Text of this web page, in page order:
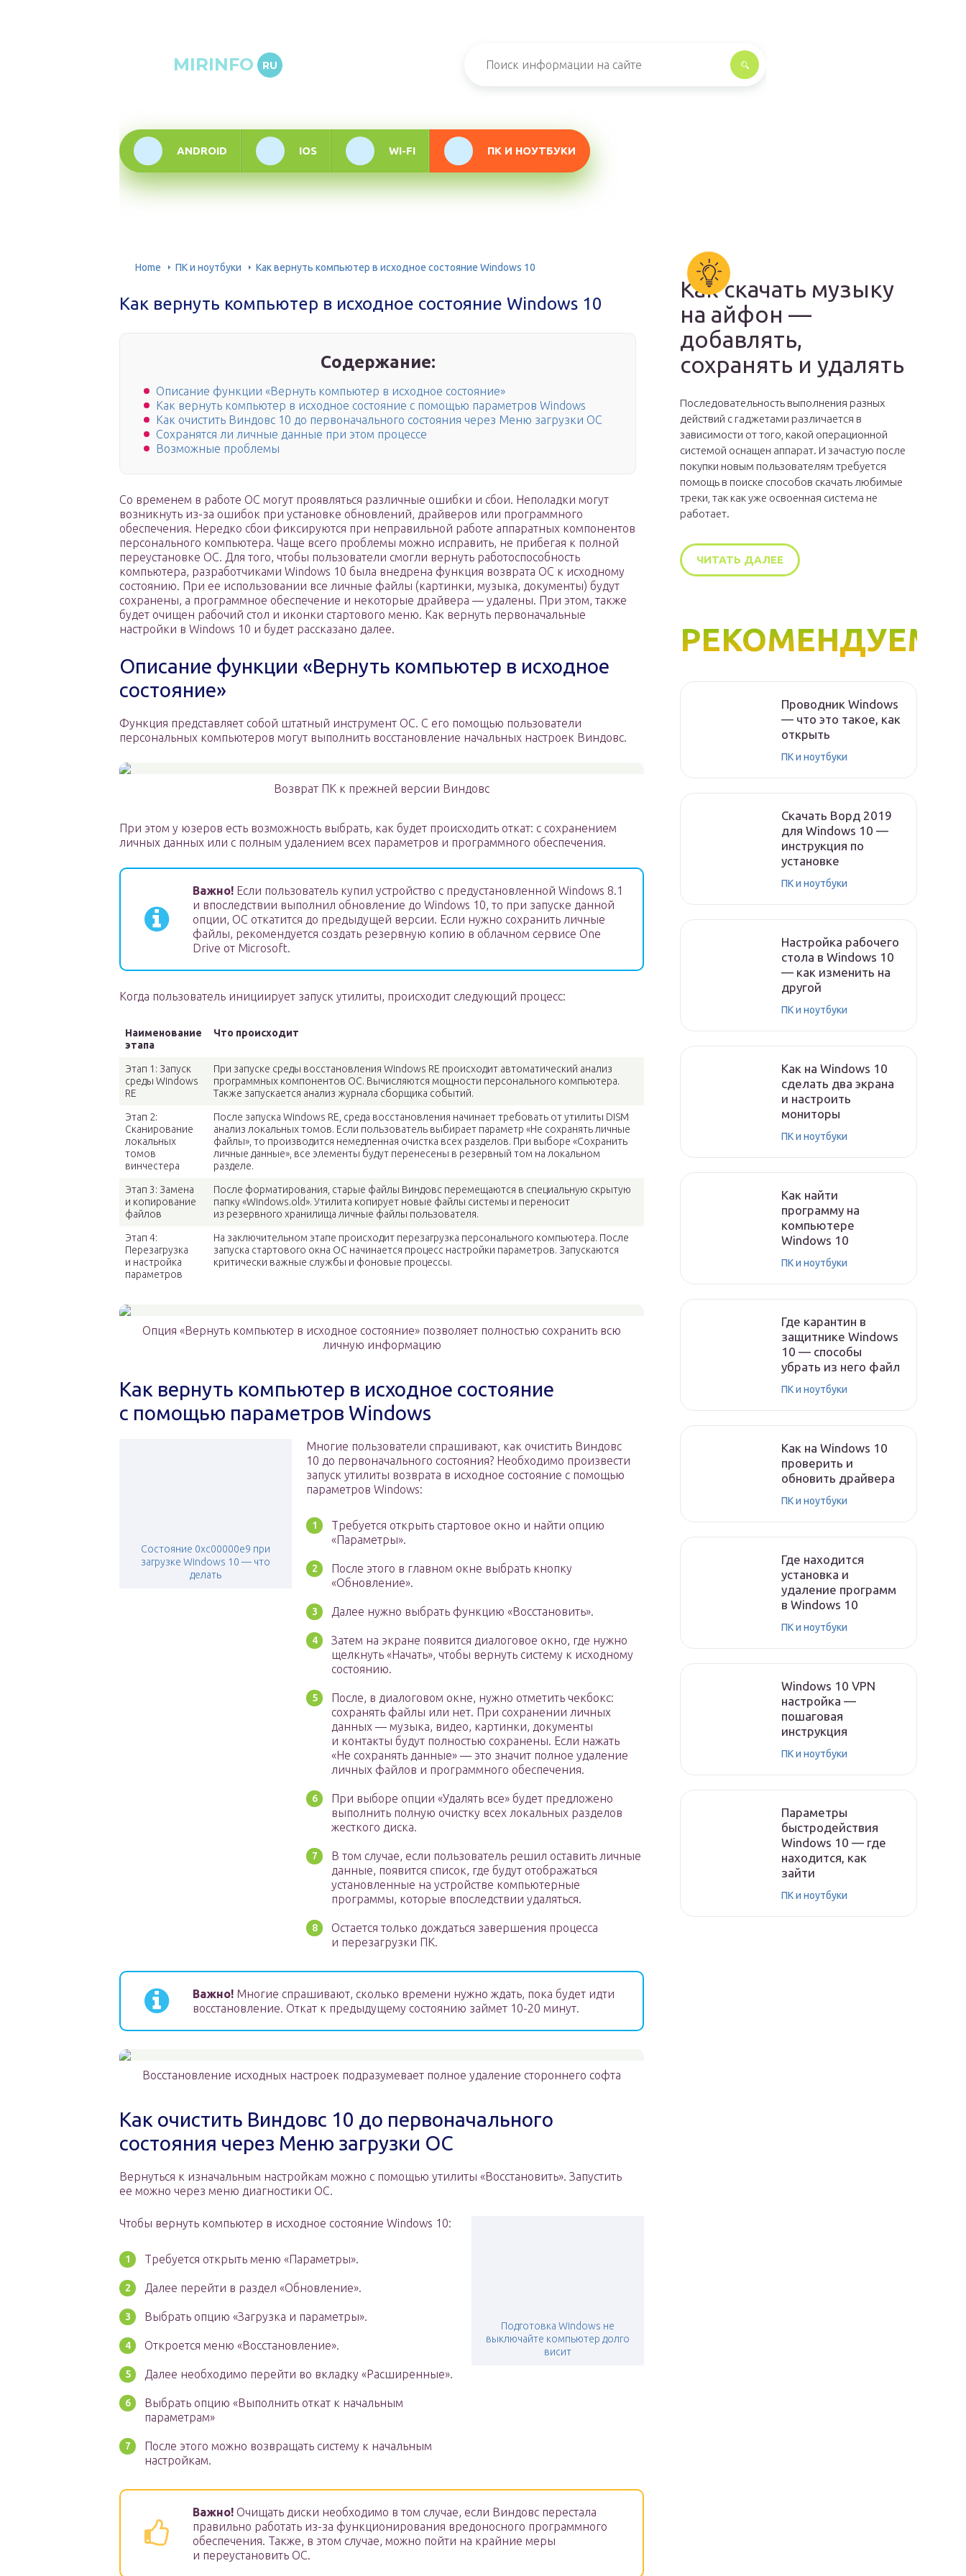
MIRINFO RU
ANDROID IOS WI-FI ПК И НОУТБУКИ
Home ПК и ноутбуки Как вернуть компьютер в исходное состояние Windows 10
Как вернуть компьютер в исходное состояние Windows 10
Содержание:
Описание функции «Вернуть компьютер в исходное состояние»
Как вернуть компьютер в исходное состояние с помощью параметров Windows
Как очистить Виндовс 10 до первоначального состояния через Меню загрузки ОС
Сохранятся ли личные данные при этом процессе
Возможные проблемы
Со временем в работе ОС могут проявляться различные ошибки и сбои. Неполадки могут
возникнуть из-за ошибок при установке обновлений, драйверов или программного
обеспечения. Нередко сбои фиксируются при неправильной работе аппаратных компонентов
персонального компьютера. Чаще всего проблемы можно исправить, не прибегая к полной
переустановке ОС. Для того, чтобы пользователи смогли вернуть работоспособность
компьютера, разработчиками Windows 10 была внедрена функция возврата ОС к исходному
состоянию. При ее использовании все личные файлы (картинки, музыка, документы) будут
сохранены, а программное обеспечение и некоторые драйвера — удалены. При этом, также
будет очищен рабочий стол и иконки стартового меню. Как вернуть первоначальные
настройки в Windows 10 и будет рассказано далее.
Описание функции «Вернуть компьютер в исходное
состояние»
Функция представляет собой штатный инструмент ОС. С его помощью пользователи
персональных компьютеров могут выполнить восстановление начальных настроек Виндовс.
Возврат ПК к прежней версии Виндовс
При этом у юзеров есть возможность выбрать, как будет происходить откат: с сохранением
личных данных или с полным удалением всех параметров и программного обеспечения.
Важно! Если пользователь купил устройство с предустановленной Windows 8.1
и впоследствии выполнил обновление до Windows 10, то при запуске данной
опции, ОС откатится до предыдущей версии. Если нужно сохранить личные
файлы, рекомендуется создать резервную копию в облачном сервисе One
Drive от Microsoft.
Когда пользователь инициирует запуск утилиты, происходит следующий процесс:
Наименование
этапа
Что происходит
Этап 1: Запуск
среды Windows
RE
При запуске среды восстановления Windows RE происходит автоматический анализ
программных компонентов ОС. Вычисляются мощности персонального компьютера.
Также запускается анализ журнала сборщика событий.
Этап 2:
Сканирование
локальных
томов
винчестера
После запуска Windows RE, среда восстановления начинает требовать от утилиты DISM
анализ локальных томов. Если пользователь выбирает параметр «Не сохранять личные
файлы», то производится немедленная очистка всех разделов. При выборе «Сохранить
личные данные», все элементы будут перенесены в резервный том на локальном
разделе.
Этап 3: Замена
и копирование
файлов
После форматирования, старые файлы Виндовс перемещаются в специальную скрытую
папку «Windows.old». Утилита копирует новые файлы системы и переносит
из резервного хранилища личные файлы пользователя.
Этап 4:
Перезагрузка
и настройка
параметров
На заключительном этапе происходит перезагрузка персонального компьютера. После
запуска стартового окна ОС начинается процесс настройки параметров. Запускаются
критически важные службы и фоновые процессы.
Опция «Вернуть компьютер в исходное состояние» позволяет полностью сохранить всю
личную информацию
Как вернуть компьютер в исходное состояние
с помощью параметров Windows
Состояние 0xc00000e9 при
загрузке Windows 10 — что
делать
Многие пользователи спрашивают, как очистить Виндовс
10 до первоначального состояния? Необходимо произвести
запуск утилиты возврата в исходное состояние с помощью
параметров Windows:
Требуется открыть стартовое окно и найти опцию
«Параметры».
После этого в главном окне выбрать кнопку
«Обновление».
Далее нужно выбрать функцию «Восстановить».
Затем на экране появится диалоговое окно, где нужно
щелкнуть «Начать», чтобы вернуть систему к исходному
состоянию.
После, в диалоговом окне, нужно отметить чекбокс:
сохранять файлы или нет. При сохранении личных
данных — музыка, видео, картинки, документы
и контакты будут полностью сохранены. Если нажать
«Не сохранять данные» — это значит полное удаление
личных файлов и программного обеспечения.
При выборе опции «Удалять все» будет предложено
выполнить полную очистку всех локальных разделов
жесткого диска.
В том случае, если пользователь решил оставить личные
данные, появится список, где будут отображаться
установленные на устройстве компьютерные
программы, которые впоследствии удаляться.
Остается только дождаться завершения процесса
и перезагрузки ПК.
Важно! Многие спрашивают, сколько времени нужно ждать, пока будет идти
восстановление. Откат к предыдущему состоянию займет 10-20 минут.
Восстановление исходных настроек подразумевает полное удаление стороннего софта
Как очистить Виндовс 10 до первоначального
состояния через Меню загрузки ОС
Вернуться к изначальным настройкам можно с помощью утилиты «Восстановить». Запустить
ее можно через меню диагностики ОС.
Подготовка Windows не
выключайте компьютер долго
висит
Чтобы вернуть компьютер в исходное состояние Windows 10:
Требуется открыть меню «Параметры».
Далее перейти в раздел «Обновление».
Выбрать опцию «Загрузка и параметры».
Откроется меню «Восстановление».
Далее необходимо перейти во вкладку «Расширенные».
Выбрать опцию «Выполнить откат к начальным
параметрам»
После этого можно возвращать систему к начальным
настройкам.
Важно! Очищать диски необходимо в том случае, если Виндовс перестала
правильно работать из-за функционирования вредоносного программного
обеспечения. Также, в этом случае, можно пойти на крайние меры
и переустановить ОС.
Как скачать музыку
на айфон —
добавлять,
сохранять и удалять
Последовательность выполнения разных
действий с гаджетами различается в
зависимости от того, какой операционной
системой оснащен аппарат. И зачастую после
покупки новым пользователям требуется
помощь в поиске способов скачать любимые
треки, так как уже освоенная система не
работает.
ЧИТАТЬ ДАЛЕЕ
РЕКОМЕНДУЕМ
Проводник Windows
— что это такое, как
открыть
ПК и ноутбуки
Скачать Ворд 2019
для Windows 10 —
инструкция по
установке
ПК и ноутбуки
Настройка рабочего
стола в Windows 10
— как изменить на
другой
ПК и ноутбуки
Как на Windows 10
сделать два экрана
и настроить
мониторы
ПК и ноутбуки
Как найти
программу на
компьютере
Windows 10
ПК и ноутбуки
Где карантин в
защитнике Windows
10 — способы
убрать из него файл
ПК и ноутбуки
Как на Windows 10
проверить и
обновить драйвера
ПК и ноутбуки
Где находится
установка и
удаление программ
в Windows 10
ПК и ноутбуки
Windows 10 VPN
настройка —
пошаговая
инструкция
ПК и ноутбуки
Параметры
быстродействия
Windows 10 — где
находится, как
зайти
ПК и ноутбуки